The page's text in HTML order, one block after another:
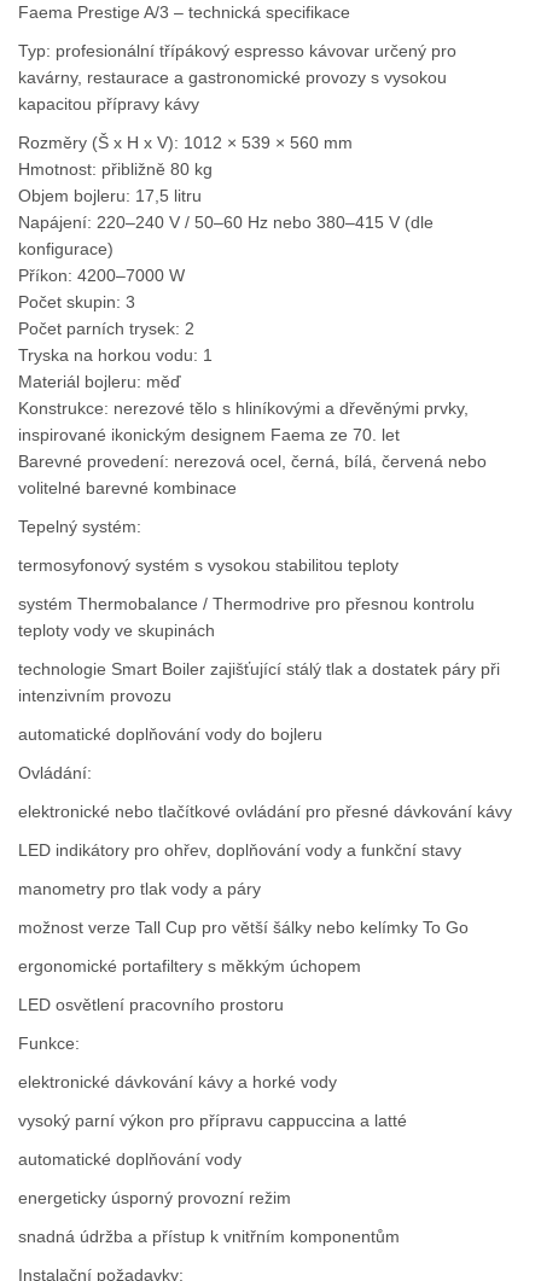
Faema Prestige A/3 – technická specifikace
Typ: profesionální třípákový espresso kávovar určený pro
kavárny, restaurace a gastronomické provozy s vysokou
kapacitou přípravy kávy
Rozměry (Š x H x V): 1012 × 539 × 560 mm
Hmotnost: přibližně 80 kg
Objem bojleru: 17,5 litru
Napájení: 220–240 V / 50–60 Hz nebo 380–415 V (dle
konfigurace)
Příkon: 4200–7000 W
Počet skupin: 3
Počet parních trysek: 2
Tryska na horkou vodu: 1
Materiál bojleru: měď
Konstrukce: nerezové tělo s hliníkovými a dřevěnými prvky,
inspirované ikonickým designem Faema ze 70. let
Barevné provedení: nerezová ocel, černá, bílá, červená nebo
volitelné barevné kombinace
Tepelný systém:
termosyfonový systém s vysokou stabilitou teploty
systém Thermobalance / Thermodrive pro přesnou kontrolu
teploty vody ve skupinách
technologie Smart Boiler zajišťující stálý tlak a dostatek páry při
intenzivním provozu
automatické doplňování vody do bojleru
Ovládání:
elektronické nebo tlačítkové ovládání pro přesné dávkování kávy
LED indikátory pro ohřev, doplňování vody a funkční stavy
manometry pro tlak vody a páry
možnost verze Tall Cup pro větší šálky nebo kelímky To Go
ergonomické portafiltery s měkkým úchopem
LED osvětlení pracovního prostoru
Funkce:
elektronické dávkování kávy a horké vody
vysoký parní výkon pro přípravu cappuccina a latté
automatické doplňování vody
energeticky úsporný provozní režim
snadná údržba a přístup k vnitřním komponentům
Instalační požadavky: